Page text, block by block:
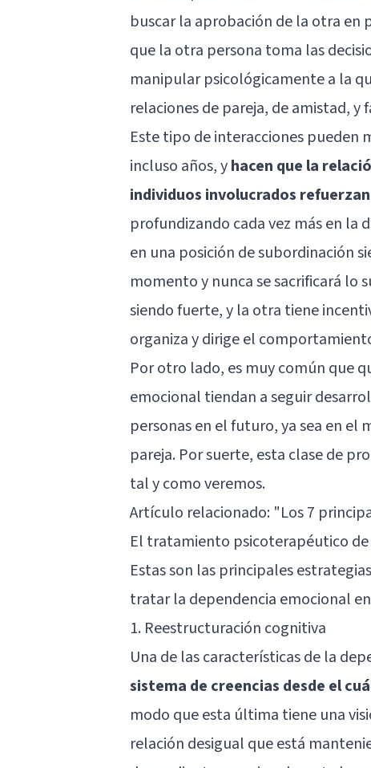
buscar la aprobación de la otra
que la otra persona toma las
manipular psicológicamente a la
relaciones de pareja, de amistad, y
Este tipo de interacciones pueden
incluso años, yhacen que la
individuos involucrados
profundizando cada vez más en la
en una posición de subordinación
momento y nunca se sacrificará lo
siendo fuerte, y la otra tiene
organiza y dirige el
Por otro lado, es muy común que
emocional tiendan a seguir
personas en el futuro, ya sea en el
pareja. Por suerte, esta clase de
tal y como veremos.
Artículo relacionado: "Los 7
El tratamiento psicoterapéutico
Estas son las principales
tratar la dependencia emocional
1. Reestructuración cognitiva
Una de las características de la
sistema de creencias desde el
modo que esta última tiene una
relación desigual que está